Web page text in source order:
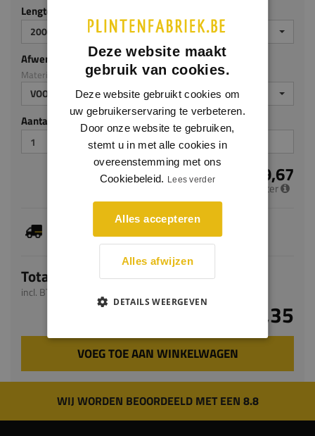
Lengte (mm)
2000
Afwerking
Materiaal: PS
VOORGELAKT
Aantal stuks
€ 19,67
per meter
Dit artikel is voorradig, de verwachte levertijd
bedraagt 1-3 werkdagen
Totaal
incl. BTW
€ 39,35
VOEG TOE AAN WINKELWAGEN
WIJ WORDEN BEOORDEELD MET EEN 8.8
Deze website maakt
gebruik van cookies.
Deze website gebruikt cookies om
uw gebruikerservaring te verbeteren.
Door onze website te gebruiken,
stemt u in met alle cookies in
overeenstemming met ons
Cookiebeleid. Lees verder
Alles accepteren
Alles afwijzen
DETAILS WEERGEVEN